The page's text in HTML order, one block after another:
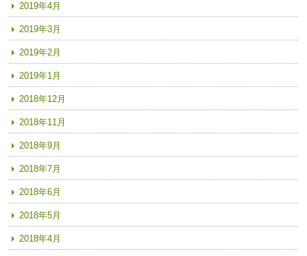
2019年4月
2019年3月
2019年2月
2019年1月
2018年12月
2018年11月
2018年9月
2018年7月
2018年6月
2018年5月
2018年4月